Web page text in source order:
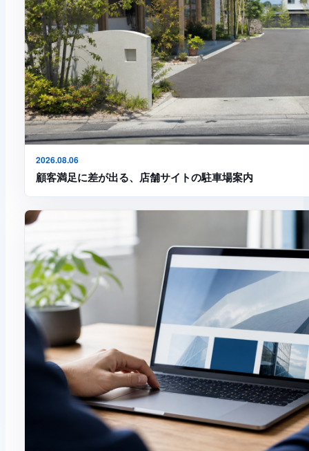
2026.08.06
顧客満足に差が出る、店舗サイトの駐車場案内